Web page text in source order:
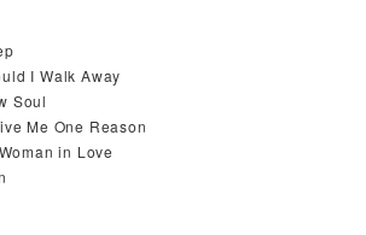
I Walk Away
Soul
Me One Reason
in Love